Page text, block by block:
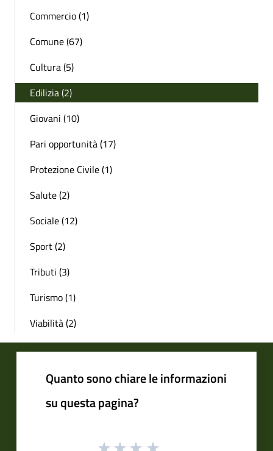
Commercio (1)
Comune (67)
Cultura (5)
Edilizia (2)
Giovani (10)
Pari opportunità (17)
Protezione Civile (1)
Salute (2)
Sociale (12)
Sport (2)
Tributi (3)
Turismo (1)
Viabilità (2)
Quanto sono chiare le informazioni
su questa pagina?